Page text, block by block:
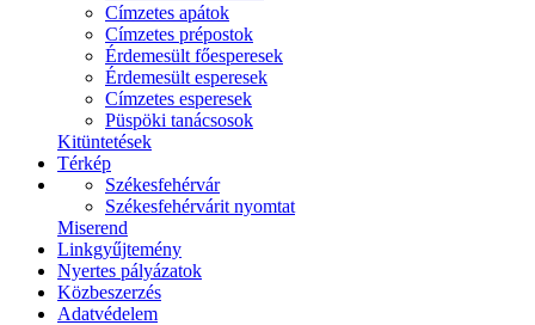
Címzetes apátok
Címzetes prépostok
Érdemesült főesperesek
Érdemesült esperesek
Címzetes esperesek
Püspöki tanácsosok
Kitüntetések
Térkép
Székesfehérvár
Székesfehérvárit nyomtat
Miserend
Linkgyűjtemény
Nyertes pályázatok
Közbeszerzés
Adatvédelem